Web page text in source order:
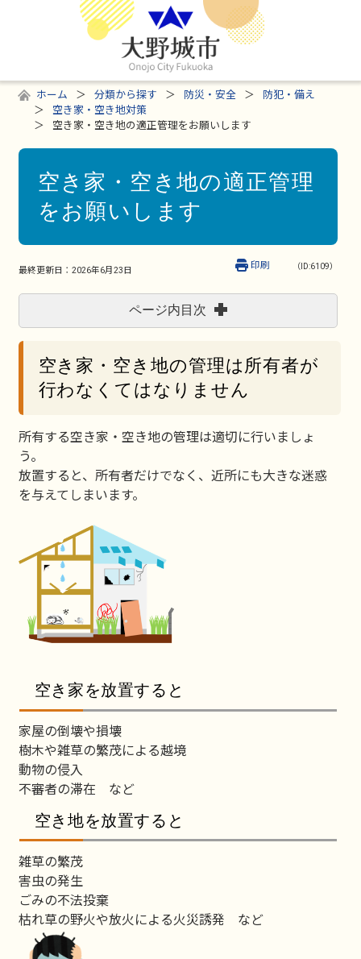
ホーム 分類から探す 防災・安全
防犯・備え
空き家・空き地対策
空き家・空き地の適正管理をお願いします
空き家・空き地の適正管理
をお願いします
最終更新日： 2026年6月23日 （ID:6109）
印刷
ページ内目次
空き家・空き地の管理は所有者が
行わなくてはなりません
所有する空き家・空き地の管理は適切に行いましょ
う。
放置すると、所有者だけでなく、近所にも大きな迷惑
を与えてしまいます。
空き家を放置すると
家屋の倒壊や損壊
樹木や雑草の繁茂による越境
動物の侵入
不審者の滞在 など
空き地を放置すると
雑草の繁茂
害虫の発生
ごみの不法投棄
枯れ草の野火や放火による火災誘発 など